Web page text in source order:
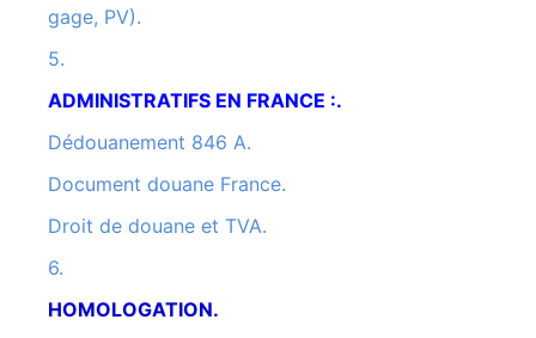
gage, PV).
5.
ADMINISTRATIFS EN FRANCE :.
Dédouanement 846 A.
Document douane France.
Droit de douane et TVA.
6.
HOMOLOGATION.